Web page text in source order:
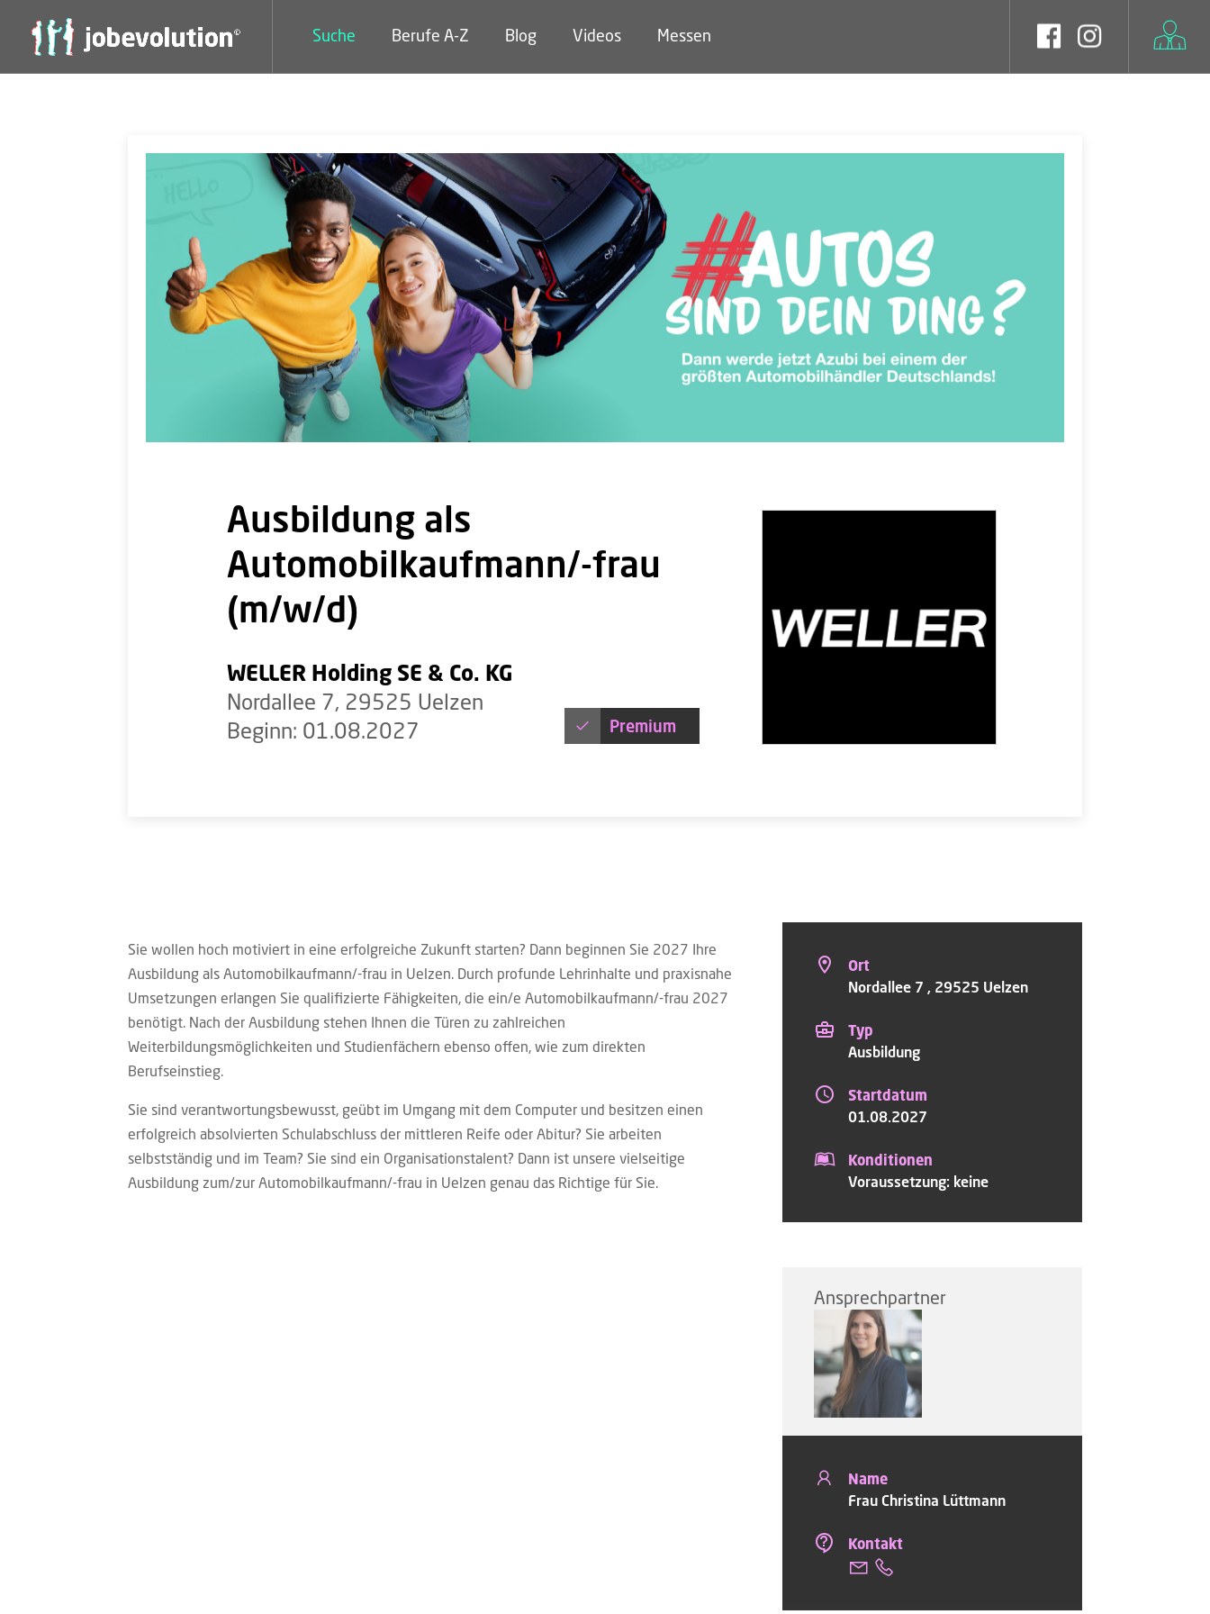
Suche Berufe A-Z Blog Videos Messen
Ausbildung als
Automobilkaufmann/-frau
(m/w/d)
WELLER Holding SE & Co. KG
Nordallee 7, 29525 Uelzen
Beginn: 01.08.2027
Premium
Sie wollen hoch motiviert in eine erfolgreiche Zukunft starten? Dann beginnen Sie 2027 Ihre
Ausbildung als Automobilkaufmann/-frau in Uelzen. Durch profunde Lehrinhalte und praxisnahe
Umsetzungen erlangen Sie qualifizierte Fähigkeiten, die ein/e Automobilkaufmann/-frau 2027
benötigt. Nach der Ausbildung stehen Ihnen die Türen zu zahlreichen
Weiterbildungsmöglichkeiten und Studienfächern ebenso offen, wie zum direkten
Berufseinstieg.
Sie sind verantwortungsbewusst, geübt im Umgang mit dem Computer und besitzen einen
erfolgreich absolvierten Schulabschluss der mittleren Reife oder Abitur? Sie arbeiten
selbstständig und im Team? Sie sind ein Organisationstalent? Dann ist unsere vielseitige
Ausbildung zum/zur Automobilkaufmann/-frau in Uelzen genau das Richtige für Sie.
Ort
Nordallee 7 , 29525 Uelzen
Typ
Ausbildung
Startdatum
01.08.2027
Konditionen
Voraussetzung: keine
Ansprechpartner
Name
Frau Christina Lüttmann
Kontakt